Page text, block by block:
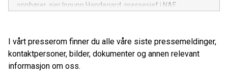
opphører, sier Ingunn Handagard, pressesjef i NAF.
I vårt presserom finner du alle våre siste pressemeldinger,
kontaktpersoner, bilder, dokumenter og annen relevant
informasjon om oss.